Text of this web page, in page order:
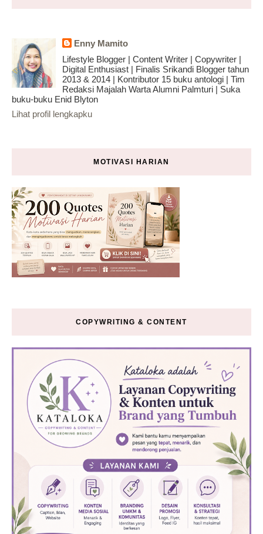
Enny Mamito
Lifestyle Blogger | Content Writer | Copywriter |
Digital Enthusiast | Finalis Srikandi Blogger tahun
2013 & 2014 | Kontributor 15 buku antologi | Tim
Redaksi Majalah Warta Alumni Palmturi | Suka
buku-buku Enid Blyton
Lihat profil lengkapku
MOTIVASI HARIAN
COPYWRITING & CONTENT